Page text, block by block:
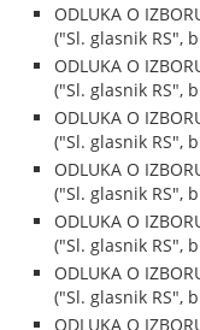
ODLUKA O
("Sl. glasnik RS",
ODLUKA O
("Sl. glasnik RS",
ODLUKA O
("Sl. glasnik RS",
ODLUKA O
("Sl. glasnik RS",
ODLUKA O
("Sl. glasnik RS",
ODLUKA O
("Sl. glasnik RS",
ODLUKA O